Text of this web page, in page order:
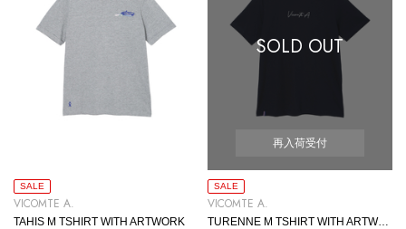
SALE
VICOMTE A.
TAHIS M TSHIRT WITH ARTWORK
SOLD OUT
再入荷受付
SALE
VICOMTE A.
TURENNE M TSHIRT WITH ARTWORK